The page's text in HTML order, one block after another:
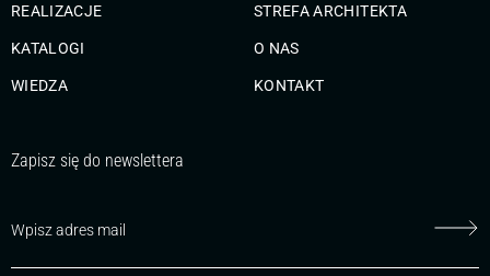
REALIZACJE
KATALOGI
WIEDZA
STREFA ARCHITEKTA
O NAS
KONTAKT
Zapisz się do newslettera